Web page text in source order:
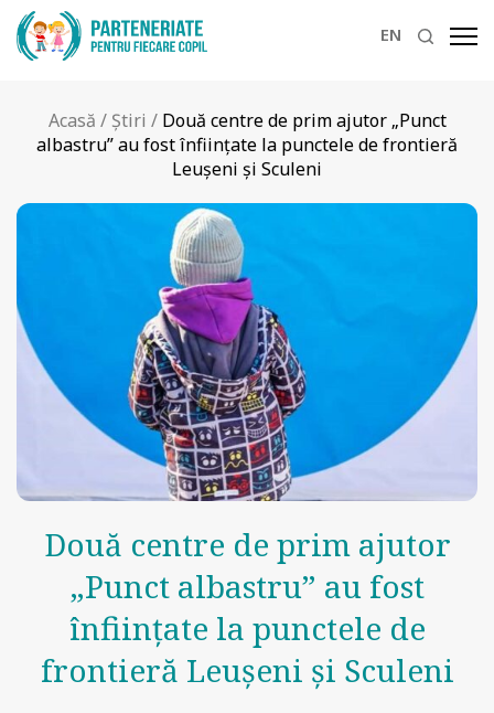
EN
Acasă / Știri / Două centre de prim ajutor „Punct
albastru” au fost înființate la punctele de frontieră
Leușeni și Sculeni
Două centre de prim ajutor
„Punct albastru” au fost
înființate la punctele de
frontieră Leușeni și Sculeni